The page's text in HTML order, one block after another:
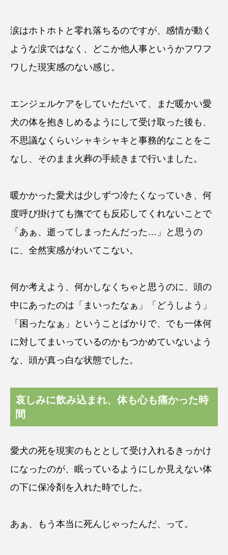
涙はホトホトと零れ落ちるのですが、感情が動く
ような涙ではなく、どこか他人事というかフワフ
ワした現実感のない感じ。
エンジェルケアをしていただいて、まだ暖かい愛
犬の体を抱きしめるようにして受け取った後も、
不思議なくらいシャキシャキと事務的なことをこ
なし、そのまま火葬の手続きまで行いました。
暖かかった愛犬は少しずつ冷たくなっていき、何
度呼び掛けても撫でても反応してくれないことで
「あぁ、逝ってしまったんだった…」と思うの
に、全然実感がわいてこない。
何か考えよう、何かしなくちゃと思うのに、頭の
中にあったのは「まいったなぁ」「どうしよう」
「困ったなぁ」ということばかりで、でも一体何
に対してまいっているのかもつかめていないよう
な、頭が真っ白な状態でした。
哀しみに飲み込まれ、体も心も痛かった時
間
愛犬の死を現実のもととして受け入れるきっかけ
になったのが、眠っているようにしか見えない体
の下に保冷剤を入れた時でした。
あぁ、もう本当に死んじゃったんだ、って。